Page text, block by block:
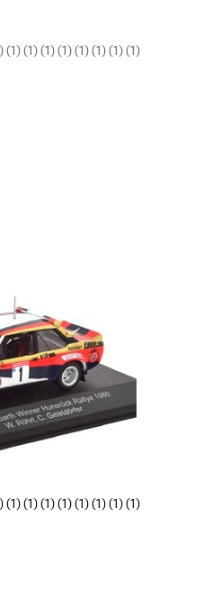
(1) (1) (1) (1) (1) (1) (1)
(1) (1) (1) (1) (1) (1) (1)